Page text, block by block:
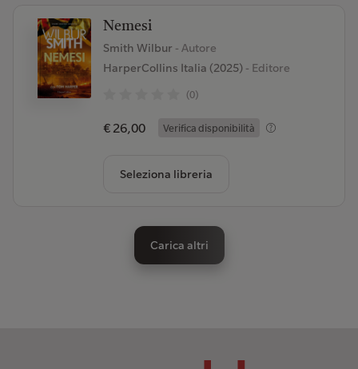
Nemesi
Smith Wilbur - Autore
HarperCollins Italia (2025)- Editore
(0)
€ 26,00 Verifica disponibilità
Seleziona libreria
Carica altri